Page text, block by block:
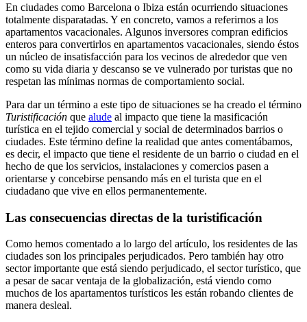
En ciudades como Barcelona o Ibiza están ocurriendo situaciones
totalmente disparatadas. Y en concreto, vamos a referirnos a los
apartamentos vacacionales. Algunos inversores compran edificios
enteros para convertirlos en apartamentos vacacionales, siendo éstos
un núcleo de insatisfacción para los vecinos de alrededor que ven
como su vida diaria y descanso se ve vulnerado por turistas que no
respetan las mínimas normas de comportamiento social.
Para dar un término a este tipo de situaciones se ha creado el término
Turistificación que alude al impacto que tiene la masificación
turística en el tejido comercial y social de determinados barrios o
ciudades. Este término define la realidad que antes comentábamos,
es decir, el impacto que tiene el residente de un barrio o ciudad en el
hecho de que los servicios, instalaciones y comercios pasen a
orientarse y concebirse pensando más en el turista que en el
ciudadano que vive en ellos permanentemente.
Las consecuencias directas de la turistificación
Como hemos comentado a lo largo del artículo, los residentes de las
ciudades son los principales perjudicados. Pero también hay otro
sector importante que está siendo perjudicado, el sector turístico, que
a pesar de sacar ventaja de la globalización, está viendo como
muchos de los apartamentos turísticos les están robando clientes de
manera desleal.